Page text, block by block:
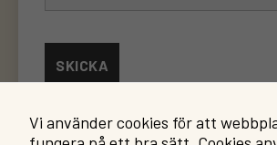
Vi använder cookies för att